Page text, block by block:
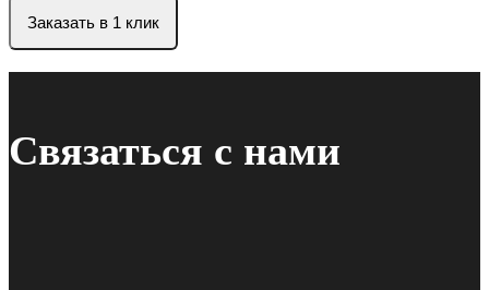
Заказать в 1 клик
Связаться с нами